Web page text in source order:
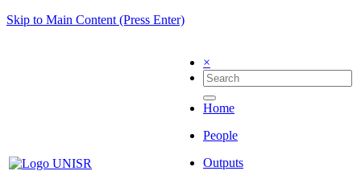
Skip to Main Content (Press Enter)
×
Home
People
Outputs